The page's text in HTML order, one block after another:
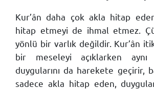
Kur’ân daha çok akla hitap
hitap etmeyi de ihmal etmez.
yönlü bir varlık değildir. Kur’ân
bir meseleyi açıklarken aynı
duygularını da harekete geçirir,
sadece akla hitap eden,